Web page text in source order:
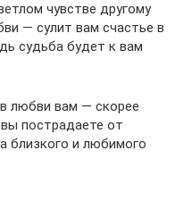
чувстве другому
— сулит вам счастье в
судьба будет к вам
любви вам — скорее
пострадаете от
близкого и любимого